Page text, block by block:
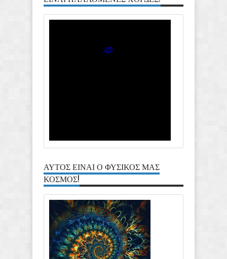
ΑΥΤΟΣ ΕΙΝΑΙ Ο ΦΥΣΙΚΟΣ ΜΑΣ
ΚΟΣΜΟΣ!